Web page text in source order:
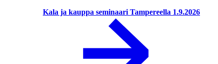
Kala ja kauppa seminaari Tampereella 1.9.2026